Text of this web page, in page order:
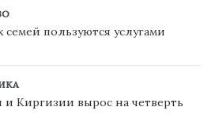
семей пользуются услугами
и Киргизии вырос на четверть